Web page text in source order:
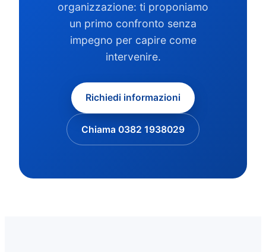
organizzazione: ti proponiamo
un primo confronto senza
impegno per capire come
intervenire.
Richiedi informazioni
Chiama 0382 1938029